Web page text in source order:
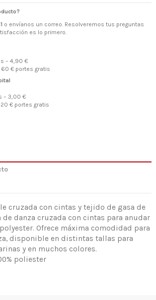
o envíanos un correo. Resolveremos tus preguntas
es lo primero.
– 4,90 €
€ portes gratis
– 3,00 €
€ portes gratis
cruzada con cintas y tejido de gasa de
de danza cruzada con cintas para anudar
Ofrece máxima comodidad para
disponible en distintas tallas para
y en muchos colores.
poliester